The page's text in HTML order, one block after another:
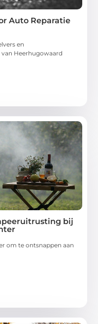
Auto Reparatie
en
Heerhugowaard
bij
om te ontsnappen aan